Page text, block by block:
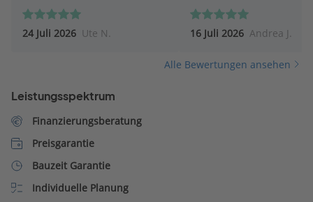
24 Juli 2026 Ute N.
auf Fragen.
16 Juli 2026 Andrea J.
Alle Bewertungen ansehen
Leistungsspektrum
Finanzierungsberatung
Preisgarantie
Bauzeit Garantie
Individuelle Planung